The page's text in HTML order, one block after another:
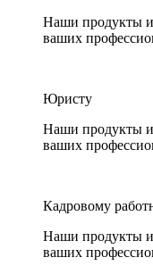
Наши продукты и
ваших
Юристу
Наши продукты и
ваших
Кадровому
Наши продукты и
ваших